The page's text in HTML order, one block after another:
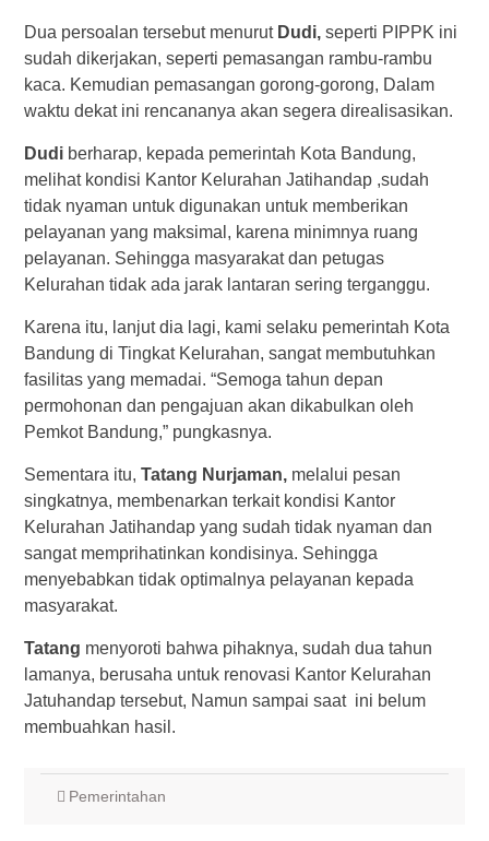
Dua persoalan tersebut menurut Dudi,seperti PIPPK ini
sudah dikerjakan, seperti pemasangan rambu-rambu
kaca. Kemudian pemasangan gorong-gorong, Dalam
waktu dekat ini rencananya akan segera direalisasikan.
Dudiberharap, kepada pemerintah Kota Bandung,
melihat kondisi Kantor Kelurahan Jatihandap ,sudah
tidak nyaman untuk digunakan untuk memberikan
pelayanan yang maksimal, karena minimnya ruang
pelayanan. Sehingga masyarakat dan petugas
Kelurahan tidak ada jarak lantaran sering terganggu.
Karena itu, lanjut dia lagi, kami selaku pemerintah Kota
Bandung di Tingkat Kelurahan, sangat membutuhkan
fasilitas yang memadai. “Semoga tahun depan
permohonan dan pengajuan akan dikabulkan oleh
Pemkot Bandung,” pungkasnya.
Sementara itu, Tatang Nurjaman,melalui pesan
singkatnya, membenarkan terkait kondisi Kantor
Kelurahan Jatihandap yang sudah tidak nyaman dan
sangat memprihatinkan kondisinya. Sehingga
menyebabkan tidak optimalnya pelayanan kepada
masyarakat.
Tatang menyoroti bahwa pihaknya, sudah dua tahun
lamanya, berusaha untuk renovasi Kantor Kelurahan
Jatuhandap tersebut, Namun sampai saat ini belum
membuahkan hasil.
Pemerintahan